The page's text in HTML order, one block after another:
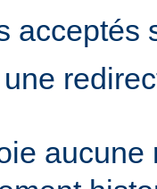
acceptés